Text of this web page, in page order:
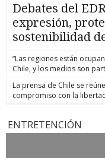
Debates del
expresión,
sostenibilidad
“Las regiones están
Chile, y los medios son
La prensa de Chile se
compromiso con la
ENTRETENCIÓN